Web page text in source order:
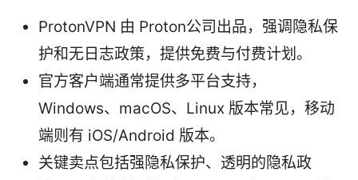
ProtonVPN 由 Proton公司出品，强调隐私保
护和无日志政策，提供免费与付费计划。
官方客户端通常提供多平台支持，
Windows、macOS、Linux 版本常见，移动
端则有 iOS/Android 版本。
关键卖点包括强隐私保护、透明的隐私政